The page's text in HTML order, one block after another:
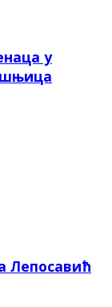
у
Лепосавић